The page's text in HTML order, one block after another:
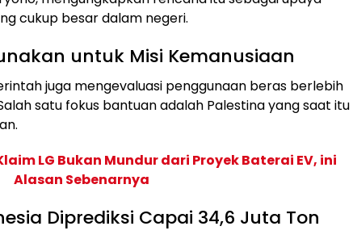
cukup besar dalam negeri.
untuk Misi Kemanusiaan
juga mengevaluasi penggunaan beras berlebih
satu fokus bantuan adalah Palestina yang saat itu
LG Bukan Mundur dari Proyek Baterai EV, ini
Alasan Sebenarnya
Diprediksi Capai 34,6 Juta Ton